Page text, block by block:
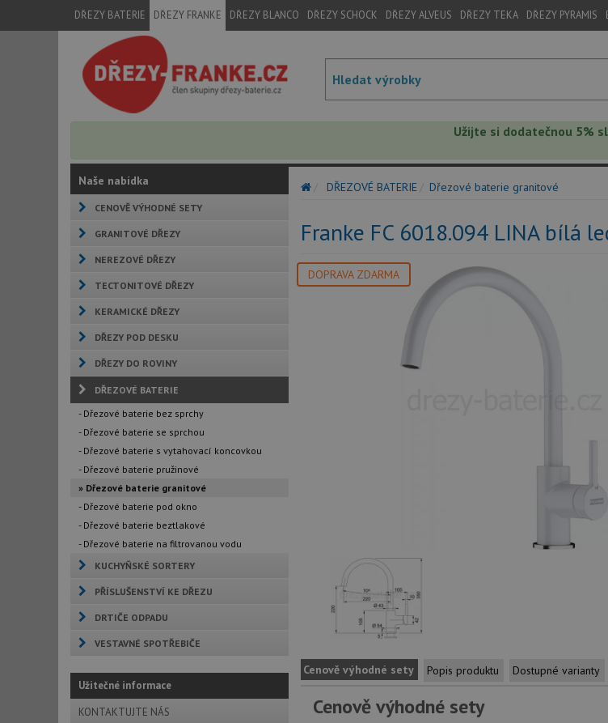
DŘEZY BATERIE DŘEZY FRANKE DŘEZY BLANCO DŘEZY SCHOCK DŘEZY ALVEUS DŘEZY TEKA DŘEZY PYRAMIS
Užijte si dodatečnou 5%
Naše nabídka
CENOVĚ VÝHODNÉ SETY
GRANITOVÉ DŘEZY
NEREZOVÉ DŘEZY
TECTONITOVÉ DŘEZY
KERAMICKÉ DŘEZY
DŘEZY POD DESKU
DŘEZY DO ROVINY
DŘEZOVÉ BATERIE
- Dřezové baterie bez sprchy
- Dřezové baterie se sprchou
- Dřezové baterie s vytahovací koncovkou
- Dřezové baterie pružinové
» Dřezové baterie granitové
- Dřezové baterie pod okno
- Dřezové baterie beztlakové
- Dřezové baterie na filtrovanou vodu
KUCHYŇSKÉ SORTERY
PŘÍSLUŠENSTVÍ KE DŘEZU
DRTIČE ODPADU
VESTAVNÉ SPOTŘEBIČE
Užitečné informace
KONTAKTUJTE NÁS
DŘEZOVÉ BATERIE Dřezové baterie granitové
Franke FC 6018.094 LINA bílá
DOPRAVA ZDARMA
Cenově výhodné sety Popis produktu Dostupné varianty
Cenově výhodné sety